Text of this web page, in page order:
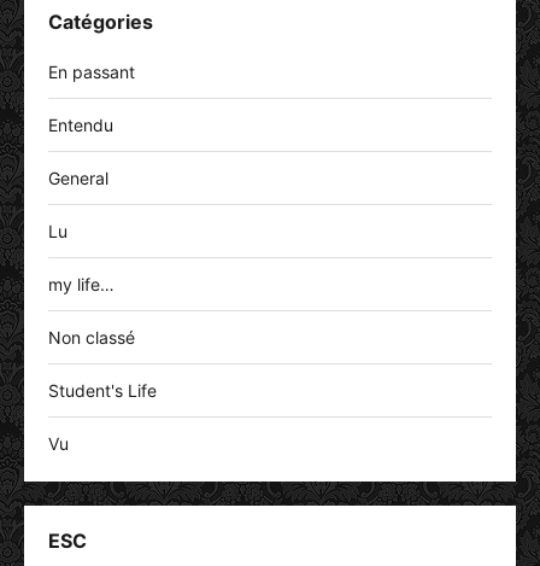
Catégories
En passant
Entendu
General
Lu
my life…
Non classé
Student's Life
Vu
ESC